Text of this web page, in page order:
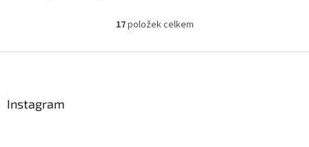
krabičce. Více produktů s
O
l
17položek celkem
Instagram